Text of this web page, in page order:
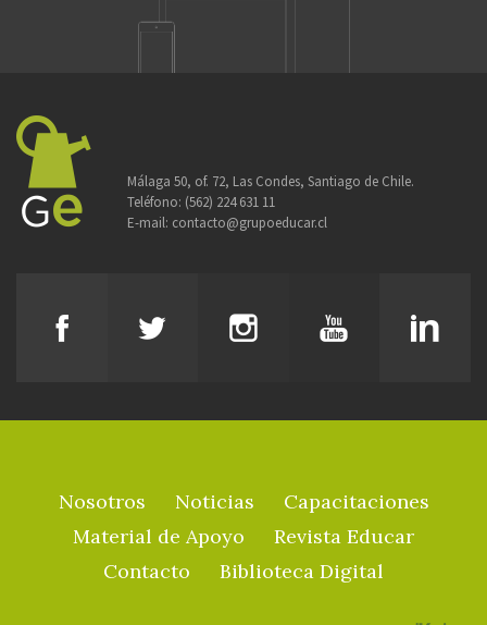
Málaga 50, of. 72, Las Condes, Santiago de Chile.
Teléfono: (562) 224 631 11
E-mail: contacto@grupoeducar.cl
Nosotros Noticias
Capacitaciones
Material de Apoyo
Revista Educar
Contacto
Biblioteca Digital